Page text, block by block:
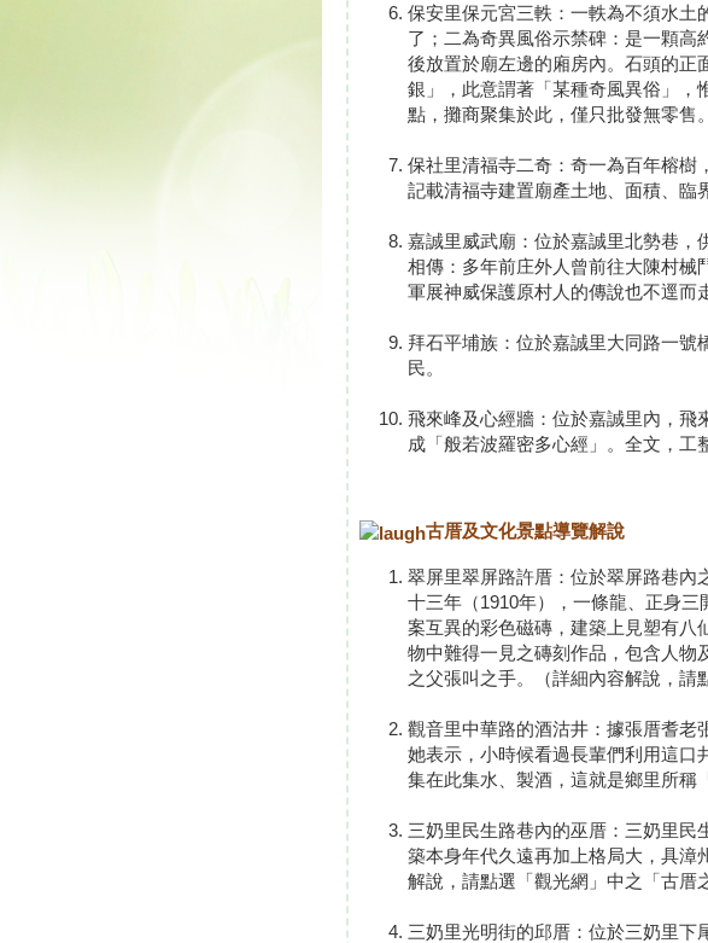
保安里保元宮三軼：一軼為不須水土
了；二為奇異風俗示禁碑：是一顆高
後放置於廟左邊的廂房內。石頭的正
銀」，此意謂著「某種奇風異俗」，
點，攤商聚集於此，僅只批發無零售。
保社里清福寺二奇：奇一為百年榕樹
記載清福寺建置廟產土地、面積、臨
嘉誠里威武廟：位於嘉誠里北勢巷，
相傳：多年前庄外人曾前往大陳村械
軍展神威保護原村人的傳說也不逕而
拜石平埔族：位於嘉誠里大同路一
民。
飛來峰及心經牆：位於嘉誠里內，飛
成「般若波羅密多心經」。全文，工
古厝及文化景點導覽解說
翠屏里翠屏路許厝：位於翠屏路巷內
十三年（1910年），一條龍、正身
案互異的彩色磁磚，建築上見塑有八
物中難得一見之磚刻作品，包含人物
之父張叫之手。（詳細內容解說，請
觀音里中華路的酒沽井：據張厝耆老
她表示，小時候看過長輩們利用這口
集在此集水、製酒，這就是鄉里所稱
三奶里民生路巷內的巫厝：三奶里民
築本身年代久遠再加上格局大，具漳
解說，請點選「觀光網」中之「古厝
三奶里光明街的邱厝：位於三奶里下